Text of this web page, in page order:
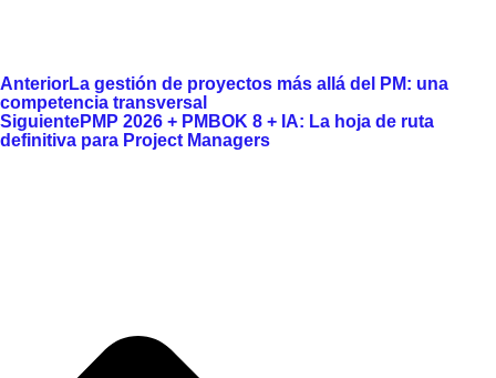
AnteriorLa gestión de proyectos más allá del PM: una
competencia transversal
SiguientePMP 2026 + PMBOK 8 + IA: La hoja de ruta
definitiva para Project Managers